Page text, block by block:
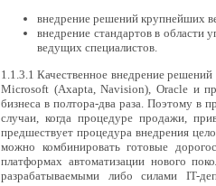
внедрение решений крупнейших
внедрение стандартов в области
ведущих специалистов.
1.1.3.1 Качественное внедрение
Microsoft (Axapta, Navision), Oracle и
бизнеса в полтора-два раза. Поэтому в
случаи, когда процедуре продажи,
предшествует процедура внедрения
можно комбинировать готовые
платформах автоматизации нового
разрабатываемыми либо силами IT-